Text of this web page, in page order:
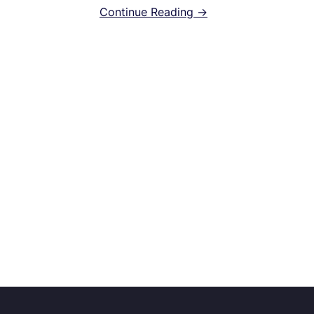
Continue Reading →